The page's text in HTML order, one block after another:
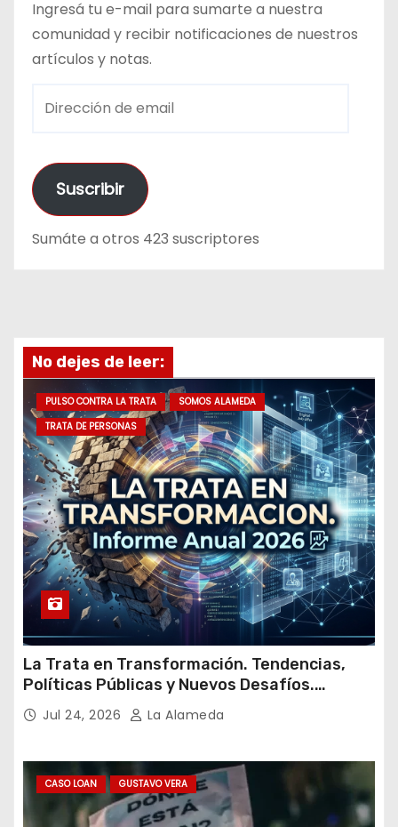
Ingresá tu e-mail para sumarte a nuestra
comunidad y recibir notificaciones de nuestros
artículos y notas.
e
c
i
e
e
m
a
i
Suscribir
Sumáte a otros 423 suscriptores
No dejes de leer:
PULSO CONTRA LA TRATA
SOMOS ALAMEDA
TRATA DE PERSONAS
La Trata en Transformación. Tendencias,
Políticas Públicas y Nuevos Desafíos.
Argentina y el Mundo – Julio 2026
Jul 24, 2026 La Alameda
CASO LOAN GUSTAVO VERA